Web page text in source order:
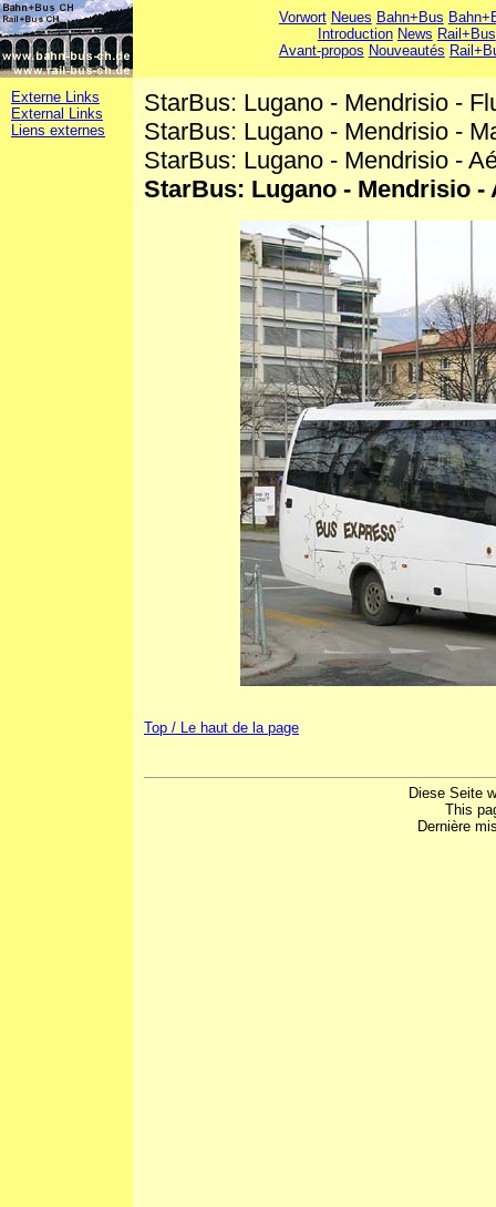
Vorwort Neues Bahn+Bus
Introduction News Rail+Bus
Avant-propos Nouveautés
Externe Links
External Links
Liens externes
StarBus: Lugano - Mendrisio -
StarBus: Lugano - Mendrisio -
StarBus: Lugano - Mendrisio -
StarBus: Lugano - Mendrisio -
Top / Le haut de la page
Diese Seite
This
Dernière